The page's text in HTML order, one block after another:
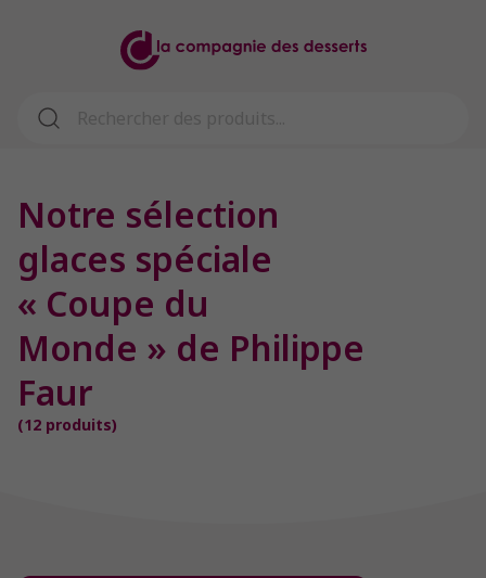
Notre sélection
glaces spéciale
« Coupe du
Monde » de Philippe
Faur
(12 produits)